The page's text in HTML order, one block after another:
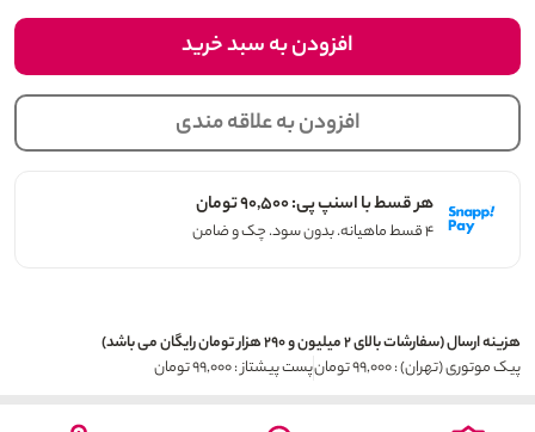
افزودن به سبد خرید
افزودن به علاقه مندی
هر قسط با اسنپ پی: ۹۰,۵۰۰ تومان
۴ قسط ماهیانه. بدون سود. چک و ضامن
هزینه ارسال (سفارشات بالای ۲ میلیون و ۲۹۰ هزار تومان رایگان می باشد)
پیک موتوری (تهران) : ۹۹,۰۰۰ تومان
پست پیشتاز : ۹۹,۰۰۰ تومان